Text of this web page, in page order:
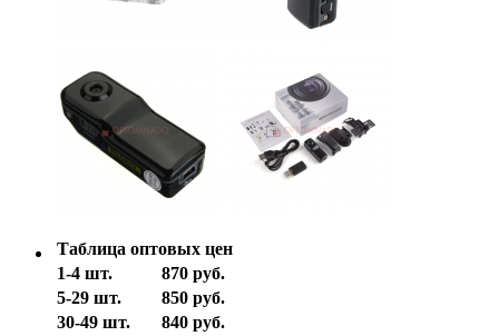
Таблица оптовых цен
1-4 шт.
870 руб.
5-29 шт.
850 руб.
30-49 шт.
840 руб.